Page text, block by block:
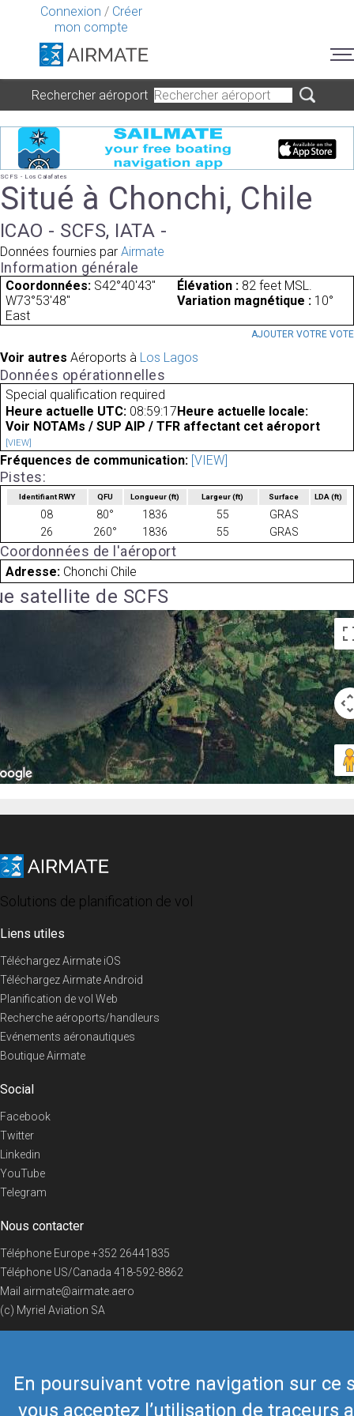
Connexion / Créer
mon compte
En poursuivant votre navigation sur ce
vous acceptez l’utilisation de traceurs
Rechercher aéroport
SCFS - Los Calafates
Situé à Chonchi, Chile
ICAO - SCFS, IATA -
Données fournies par Airmate
Information générale
Coordonnées: S42°40'43"
W73°53'48"
Élévation : 82 feet MSL.
Variation magnétique : 10°
East
AJOUTER VOTRE VOTE
Voir autres Aéroports à Los Lagos
Données opérationnelles
Special qualification required
Heure actuelle UTC: 08:59:17 Heure actuelle locale:
Voir NOTAMs / SUP AIP / TFR affectant cet aéroport
[VIEW]
Fréquences de communication: [VIEW]
Pistes:
Identifiant RWY QFU Longueur(ft) Largeur(ft) Surface LDA(ft)
08 80° 1836 55
GRAS
26
260° 1836 55 GRAS
Coordonnées de l'aéroport
Adresse: Chonchi Chile
satellite de SCFS
Solutions de planification de vol
Liens utiles
Téléchargez Airmate iOS
Téléchargez Airmate Android
Planification de vol Web
Recherche aéroports/handleurs
Evénements aéronautiques
Boutique Airmate
Social
Facebook
Twitter
Linkedin
YouTube
Telegram
Nous contacter
Téléphone Europe+352 26441835
Téléphone US/Canada 418-592-8862
Mail airmate@airmate.aero
(c) Myriel Aviation SA
© 2019 Airmate - Conditions d'utilisation -Vie privée Back to top